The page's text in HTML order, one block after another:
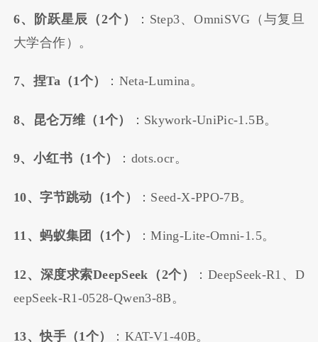
6、阶跃星辰（2个）
：Step3、OmniSVG（与复旦
大学合作）。
7、捏Ta（1个） ：Neta-Lumina。
8、昆仑万维（1个） ：Skywork-UniPic-1.5B。
9、小红书（1个） ：dots.ocr。
10、字节跳动（1个） ：Seed-X-PPO-7B。
11、蚂蚁集团（1个） ：Ming-Lite-Omni-1.5。
12、深度求索DeepSeek（2个）
：DeepSeek-R1、D
eepSeek-R1-0528-Qwen3-8B。
13、快手（1个） ：KAT-V1-40B。